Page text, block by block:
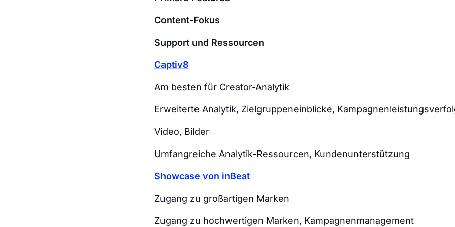
Content-Fokus
Support und Ressourcen
Captiv8
Am besten für Creator-Analytik
Erweiterte Analytik, Zielgruppeneinblicke,
Video, Bilder
Umfangreiche Analytik-Ressourcen, Kundenunterstützung
Showcase von inBeat
Zugang zu großartigen Marken
Zugang zu hochwertigen Marken, Kampagnenmanagement